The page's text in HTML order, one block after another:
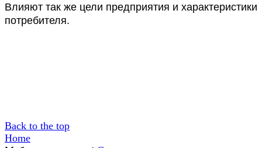
Влияют так же цели предприятия и характеристики
потребителя.
Back to the top
Home